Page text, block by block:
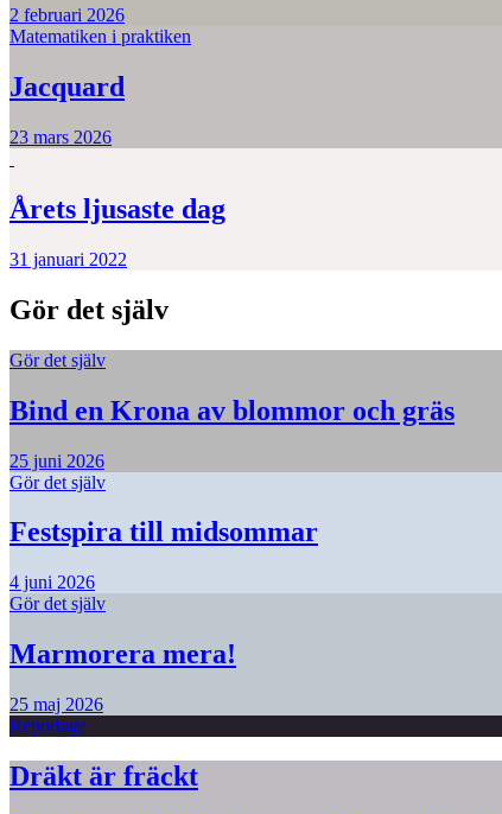
2 februari 2026
Matematiken i praktiken
Jacquard
23 mars 2026
Årets ljusaste dag
31 januari 2022
Gör det själv
Gör det själv
Bind en Krona av blommor och gräs
25 juni 2026
Gör det själv
Festspira till midsommar
4 juni 2026
Gör det själv
Marmorera mera!
25 maj 2026
Reportage
Dräkt är fräckt